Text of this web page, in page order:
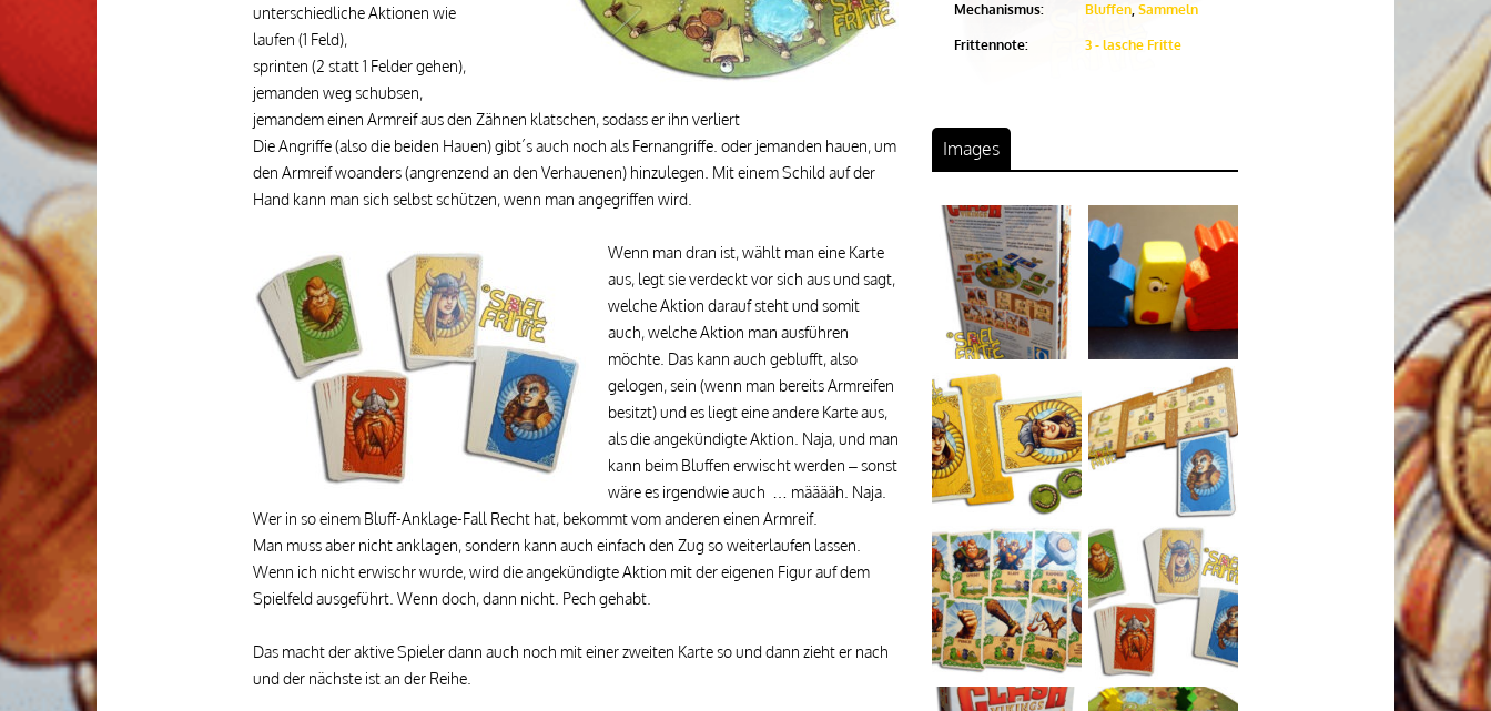
unterschiedliche Aktionen wie
laufen (1 Feld),
sprinten (2 statt 1 Felder gehen),
jemanden weg schubsen,
jemandem einen Armreif aus den Zähnen klatschen, sodass er ihn verliert
Die Angriffe (also die beiden Hauen) gibt´s auch noch als Fernangriffe. oder jemanden hauen, um
den Armreif woanders (angrenzend an den Verhauenen) hinzulegen. Mit einem Schild auf der
Hand kann man sich selbst schützen, wenn man angegriffen wird.
Wenn man dran ist, wählt man eine Karte
aus, legt sie verdeckt vor sich aus und sagt,
welche Aktion darauf steht und somit
auch, welche Aktion man ausführen
möchte. Das kann auch geblufft, also
gelogen, sein (wenn man bereits Armreifen
besitzt) und es liegt eine andere Karte aus,
als die angekündigte Aktion. Naja, und man
kann beim Bluffen erwischt werden – sonst
wäre es irgendwie auch … määääh. Naja.
Wer in so einem Bluff-Anklage-Fall Recht hat, bekommt vom anderen einen Armreif.
Man muss aber nicht anklagen, sondern kann auch einfach den Zug so weiterlaufen lassen.
Wenn ich nicht erwischr wurde, wird die angekündigte Aktion mit der eigenen Figur auf dem
Spielfeld ausgeführt. Wenn doch, dann nicht. Pech gehabt.
Das macht der aktive Spieler dann auch noch mit einer zweiten Karte so und dann zieht er nach
und der nächste ist an der Reihe.
Mechanismus: Bluffen, Sammeln
Frittennote: 3 - lasche Fritte
Images